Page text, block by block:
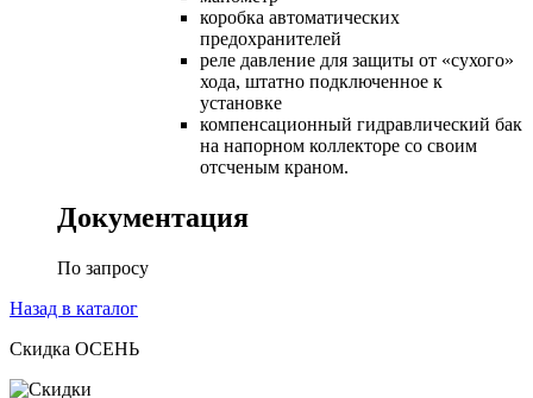
коробка автоматических
предохранителей
реле давление для защиты от «сухого»
хода, штатно подключенное к
установке
компенсационный гидравлический бак
на напорном коллекторе со своим
отсченым краном.
Документация
По запросу
Назад в каталог
Скидка ОСЕНЬ